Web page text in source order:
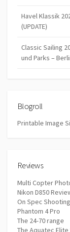
Havel Klassik
(UPDATE)
Classic Sailing
und Parks –
Blogroll
Printable Image
Reviews
Multi Copter
Nikon D850
On Spec
Phantom 4 Pro
The 24-70 range
The Aquatec Elite